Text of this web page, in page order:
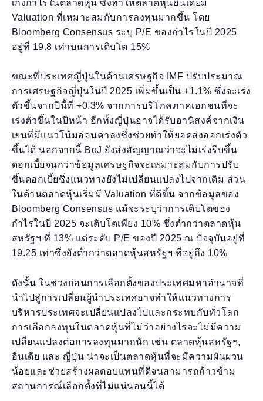
เก็งกำไรในตลาดหุ้น ซึ่งทำให้ตลาดหุ้นอินเดียมี
Valuation ที่เหมาะสมกับการลงทุนมากขึ้น โดย
Bloomberg Consensus ระบุ P/E ของกำไรในปี 2025
อยู่ที่ 19.8 เท่าบนการเติบโต 15%
ขณะที่ประเทศญี่ปุ่นในด้านเศรษฐกิจ IMF ปรับประมาณ
การเศรษฐกิจญี่ปุ่นในปี 2025 เพิ่มขึ้นเป็น +1.1% ซึ่งจะเร่ง
ตัวขึ้นจากปีนี้ที่ +0.3% จากการบริโภคภาคเอกชนที่จะ
เร่งตัวขึ้นในปีหน้า อีกทั้งญี่ปุ่นอาจได้รับอานิสงค์จากเงิน
เยนที่มีแนวโน้มอ่อนค่าลงซึ่งช่วยทำให้ยอดส่งออกเร่งตัว
ขึ้นได้ นอกจากนี้ BoJ ยังส่งสัญญาณว่าจะไม่เร่งรีบขึ้น
ดอกเบี้ยจนกว่าข้อมูลเศรษฐกิจจะเหมาะสมกับการปรับ
ขึ้นดอกเบี้ยซึ่งแนวทางยังไม่เปลี่ยนแปลงไปจากเดิม ส่วน
ในด้านตลาดหุ้นเริ่มมี Valuation ที่ดีขึ้น จากข้อมูลของ
Bloomberg Consensus แม้จะระบุว่าการเติบโตของ
กำไรในปี 2025 จะเติบโตเพียง 10% ซึ่งต่ำกว่าตลาดหุ้น
สหรัฐฯ ที่ 13% แต่ระดับ P/E ของปี 2025 ณ ปัจจุบันอยู่ที่
19.25 เท่าซึ่งยังต่ำกว่าตลาดหุ้นสหรัฐฯ ที่อยู่ถึง 10%
ดังนั้น ในช่วงก่อนการเลือกตั้งของประเทศมหาอำนาจที่
นำไปสู่การเปลี่ยนผู้นำประเทศอาจทำให้แนวทางการ
บริหารประเทศจะเปลี่ยนแปลงไปและกระทบกับทั่วโลก
การเลือกลงทุนในตลาดหุ้นที่ไม่ว่าอย่างไรจะไม่มีความ
เปลี่ยนแปลงต่อการลงทุนมากนัก เช่น ตลาดหุ้นสหรัฐฯ,
อินเดีย และ ญี่ปุ่น น่าจะเป็นตลาดหุ้นที่จะมีความผันผวน
น้อยและช่วยสร้างผลตอบแทนที่ดีจนสามารถก้าวข้าม
สถานการณ์เลือกตั้งที่ไม่แน่นอนนี้ได้